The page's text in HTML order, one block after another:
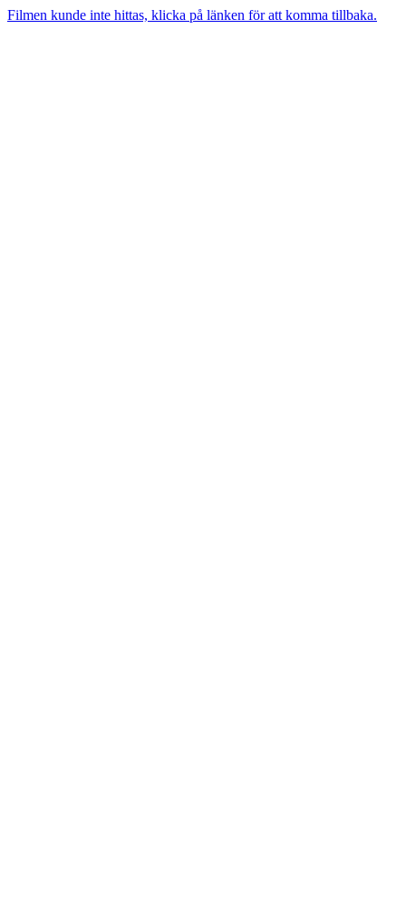
Filmen kunde inte hittas, klicka på länken för att komma tillbaka.